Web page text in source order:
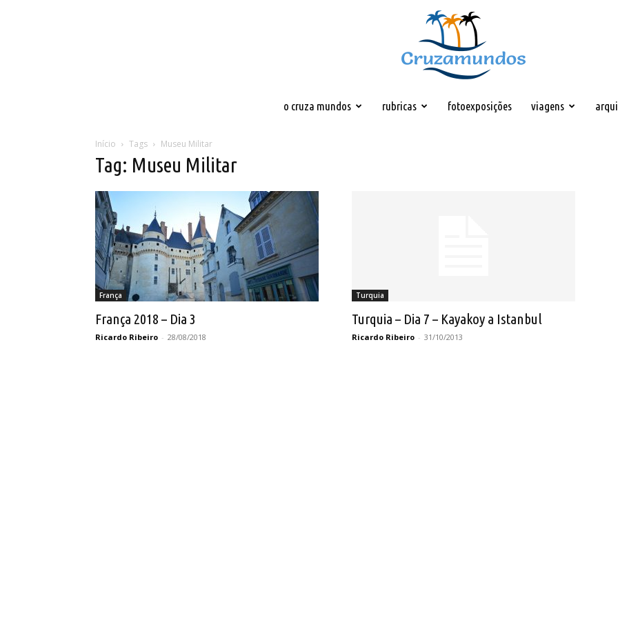
o cruza mundos rubricas fotoexposições viagens
Início Tags Museu Militar
Tag: Museu Militar
França
França 2018 – Dia 3
Ricardo Ribeiro - 28/08/2018
Turquia
Turquia – Dia 7 – Kayakoy a Istanbul
Ricardo Ribeiro - 31/10/2013